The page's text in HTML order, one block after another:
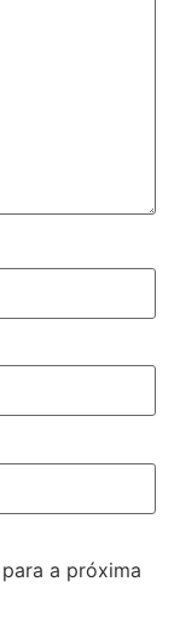
a próxima